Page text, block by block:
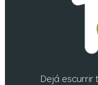
Dejá escurrir